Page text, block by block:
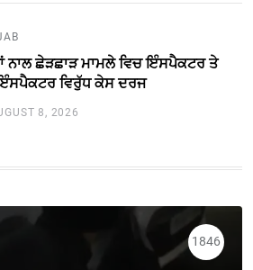
ਨਾਲ ਛੇੜਛਾੜ ਮਾਮਲੇ ਵਿਚ ਇੰਸਪੈਕਟਰ ਤੇ
ਵਿਰੁੱਧ ਕੇਸ ਦਰਜ
8, 2026
1846